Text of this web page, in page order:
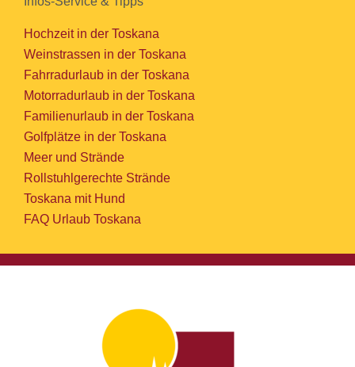
Hochzeit in der Toskana
Weinstrassen in der Toskana
Fahrradurlaub in der Toskana
Motorradurlaub in der Toskana
Familienurlaub in der Toskana
Golfplätze in der Toskana
Meer und Strände
Rollstuhlgerechte Strände
Toskana mit Hund
FAQ Urlaub Toskana